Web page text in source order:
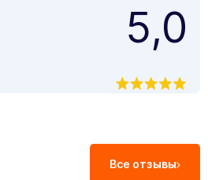
5,0
Все отзывы